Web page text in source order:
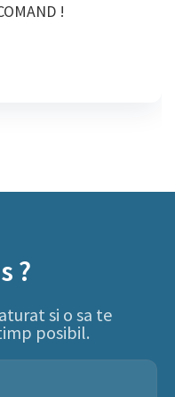
!
?
si o sa te
posibil.